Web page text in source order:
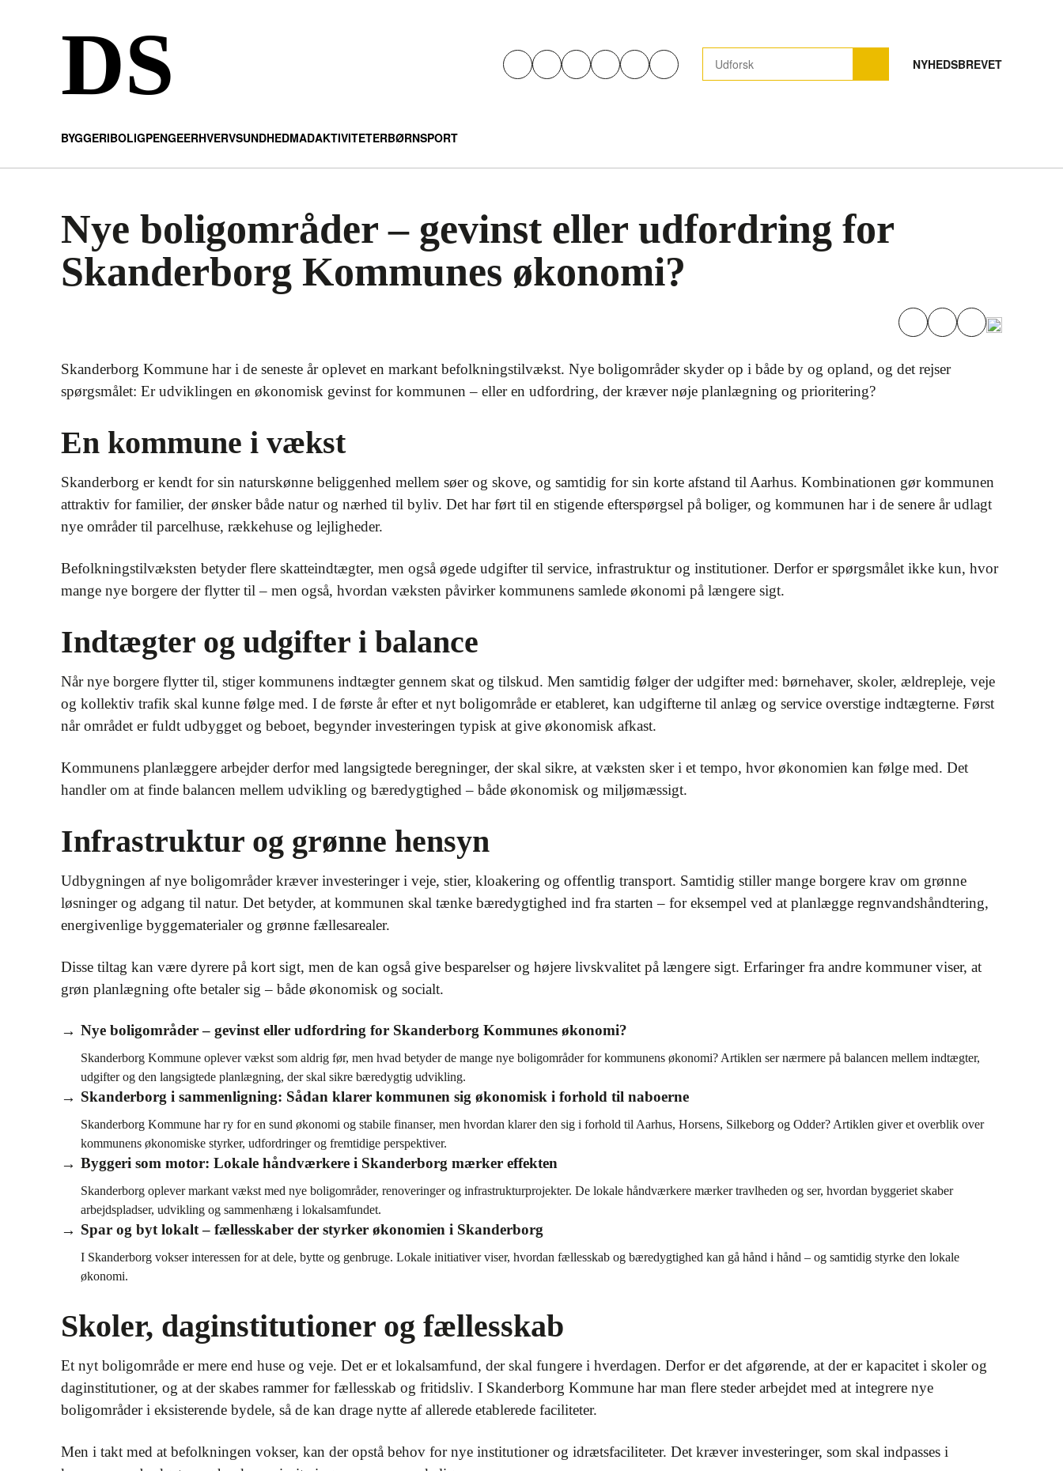
DS NYHEDSBREVET
BYGGERIBOLIGPENGEERHVERVSUNDHEDMADAKTIVITETERBØRNSPORT
Nye boligområder – gevinst eller udfordring for
Skanderborg Kommunes økonomi?
Skanderborg Kommune har i de seneste år oplevet en markant befolkningstilvækst. Nye boligområder skyder op i både by og opland, og det rejser
spørgsmålet: Er udviklingen en økonomisk gevinst for kommunen – eller en udfordring, der kræver nøje planlægning og prioritering?
En kommune i vækst
Skanderborg er kendt for sin naturskønne beliggenhed mellem søer og skove, og samtidig for sin korte afstand til Aarhus. Kombinationen gør kommunen
attraktiv for familier, der ønsker både natur og nærhed til byliv. Det har ført til en stigende efterspørgsel på boliger, og kommunen har i de senere år udlagt
nye områder til parcelhuse, rækkehuse og lejligheder.
Befolkningstilvæksten betyder flere skatteindtægter, men også øgede udgifter til service, infrastruktur og institutioner. Derfor er spørgsmålet ikke kun, hvor
mange nye borgere der flytter til – men også, hvordan væksten påvirker kommunens samlede økonomi på længere sigt.
Indtægter og udgifter i balance
Når nye borgere flytter til, stiger kommunens indtægter gennem skat og tilskud. Men samtidig følger der udgifter med: børnehaver, skoler, ældrepleje, veje
og kollektiv trafik skal kunne følge med. I de første år efter et nyt boligområde er etableret, kan udgifterne til anlæg og service overstige indtægterne. Først
når området er fuldt udbygget og beboet, begynder investeringen typisk at give økonomisk afkast.
Kommunens planlæggere arbejder derfor med langsigtede beregninger, der skal sikre, at væksten sker i et tempo, hvor økonomien kan følge med. Det
handler om at finde balancen mellem udvikling og bæredygtighed – både økonomisk og miljømæssigt.
Infrastruktur og grønne hensyn
Udbygningen af nye boligområder kræver investeringer i veje, stier, kloakering og offentlig transport. Samtidig stiller mange borgere krav om grønne
løsninger og adgang til natur. Det betyder, at kommunen skal tænke bæredygtighed ind fra starten – for eksempel ved at planlægge regnvandshåndtering,
energivenlige byggematerialer og grønne fællesarealer.
Disse tiltag kan være dyrere på kort sigt, men de kan også give besparelser og højere livskvalitet på længere sigt. Erfaringer fra andre kommuner viser, at
grøn planlægning ofte betaler sig – både økonomisk og socialt.
Nye boligområder – gevinst eller udfordring for Skanderborg Kommunes økonomi?
Skanderborg Kommune oplever vækst som aldrig før, men hvad betyder de mange nye boligområder for kommunens økonomi? Artiklen ser nærmere på balancen mellem indtægter,
udgifter og den langsigtede planlægning, der skal sikre bæredygtig udvikling.
Skanderborg i sammenligning: Sådan klarer kommunen sig økonomisk i forhold til naboerne
Skanderborg Kommune har ry for en sund økonomi og stabile finanser, men hvordan klarer den sig i forhold til Aarhus, Horsens, Silkeborg og Odder? Artiklen giver et overblik over
kommunens økonomiske styrker, udfordringer og fremtidige perspektiver.
Byggeri som motor: Lokale håndværkere i Skanderborg mærker effekten
Skanderborg oplever markant vækst med nye boligområder, renoveringer og infrastrukturprojekter. De lokale håndværkere mærker travlheden og ser, hvordan byggeriet skaber
arbejdspladser, udvikling og sammenhæng i lokalsamfundet.
Spar og byt lokalt – fællesskaber der styrker økonomien i Skanderborg
I Skanderborg vokser interessen for at dele, bytte og genbruge. Lokale initiativer viser, hvordan fællesskab og bæredygtighed kan gå hånd i hånd – og samtidig styrke den lokale
økonomi.
Skoler, daginstitutioner og fællesskab
Et nyt boligområde er mere end huse og veje. Det er et lokalsamfund, der skal fungere i hverdagen. Derfor er det afgørende, at der er kapacitet i skoler og
daginstitutioner, og at der skabes rammer for fællesskab og fritidsliv. I Skanderborg Kommune har man flere steder arbejdet med at integrere nye
boligområder i eksisterende bydele, så de kan drage nytte af allerede etablerede faciliteter.
Men i takt med at befolkningen vokser, kan der opstå behov for nye institutioner og idrætsfaciliteter. Det kræver investeringer, som skal indpasses i